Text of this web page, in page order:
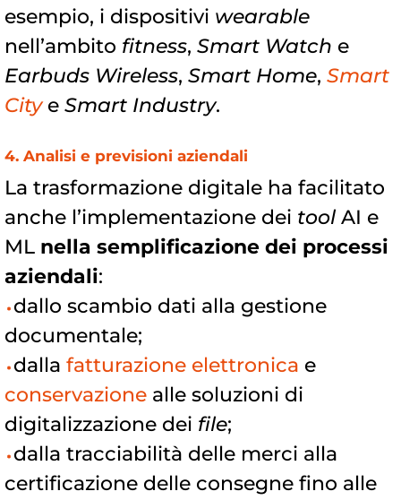
esempio, i dispositivi wearable
nell’ambito fitness, Smart Watch e
Earbuds Wireless, Smart Home, Smart
Citye Smart Industry.
4. Analisi e previsioni aziendali
La trasformazione digitale ha facilitato
anche l’implementazione dei tool AI e
ML nella semplificazione dei processi
aziendali:
dallo scambio dati alla gestione
documentale;
dalla fatturazione elettronica e
conservazione alle soluzioni di
digitalizzazione dei file;
dalla tracciabilità delle merci alla
certificazione delle consegne fino alle